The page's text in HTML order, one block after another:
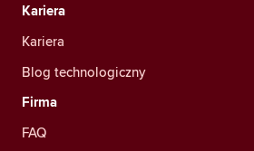
Kariera
Kariera
Blog technologiczny
Firma
FAQ